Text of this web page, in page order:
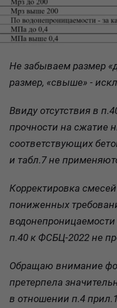
Не забываем размер «
размер, «свыше» -
Ввиду отсутствия в
прочности на сжатие
соответствующих
и табл.7 не
Корректировка
пониженных
п.40 к ФСБЦ-2022 не
Обращаю внимание
претерпела
в отношении п.4